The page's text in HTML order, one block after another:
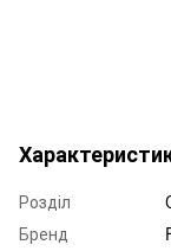
Розділ
Бренд